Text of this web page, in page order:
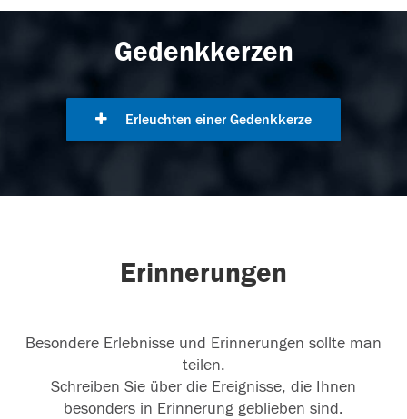
Gedenkkerzen
Erleuchten einer Gedenkkerze
Erinnerungen
Besondere Erlebnisse und Erinnerungen sollte man
teilen.
Schreiben Sie über die Ereignisse, die Ihnen
besonders in Erinnerung geblieben sind.